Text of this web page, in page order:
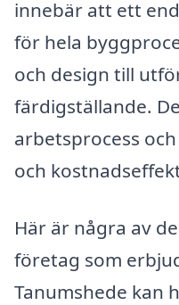
innebär att ett
för hela
och design till
färdigställande.
arbetsprocess
och
Här är några av
företag som
Tanumshede kan